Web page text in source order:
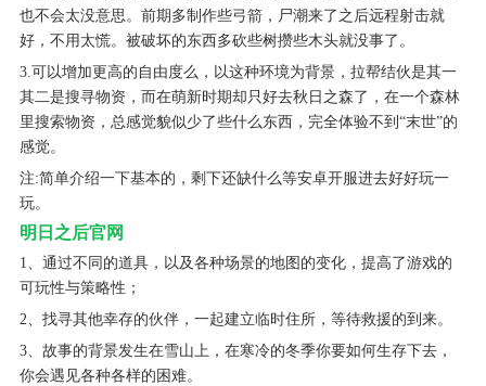
也不会太没意思。前期多制作些弓箭，尸潮来了之后远程射击就
好，不用太慌。被破坏的东西多砍些树攒些木头就没事了。
3.可以增加更高的自由度么，以这种环境为背景，拉帮结伙是其一
其二是搜寻物资，而在萌新时期却只好去秋日之森了，在一个森林
里搜索物资，总感觉貌似少了些什么东西，完全体验不到“末世”的
感觉。
注:简单介绍一下基本的，剩下还缺什么等安卓开服进去好好玩一
玩。
明日之后官网
1、通过不同的道具，以及各种场景的地图的变化，提高了游戏的
可玩性与策略性；
2、找寻其他幸存的伙伴，一起建立临时住所，等待救援的到来。
3、故事的背景发生在雪山上，在寒冷的冬季你要如何生存下去，
你会遇见各种各样的困难。